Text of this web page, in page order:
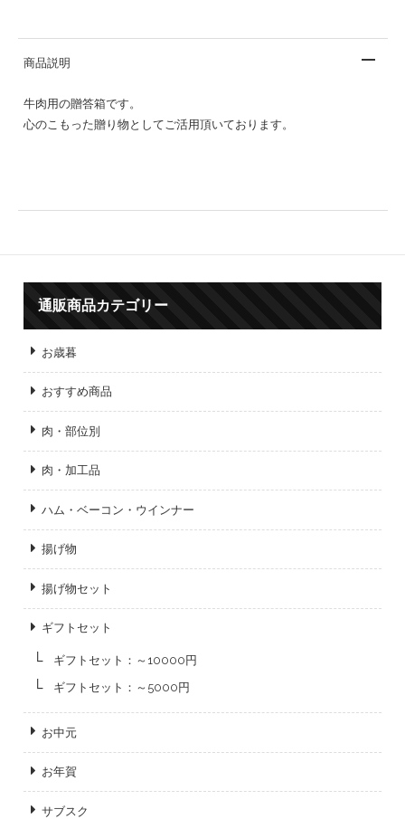
商品説明
牛肉用の贈答箱です。
心のこもった贈り物としてご活用頂いております。
通販商品カテゴリー
お歳暮
おすすめ商品
肉・部位別
肉・加工品
ハム・ベーコン・ウインナー
揚げ物
揚げ物セット
ギフトセット
ギフトセット：～10000円
ギフトセット：～5000円
お中元
お年賀
サブスク